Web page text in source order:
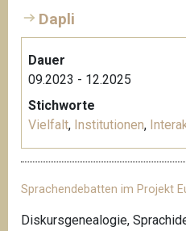
Dapli
Dauer
09.2023 - 12.2025
Stichworte
Vielfalt, Institutionen,
Sprachendebatten im Projekt
Diskursgenealogie,